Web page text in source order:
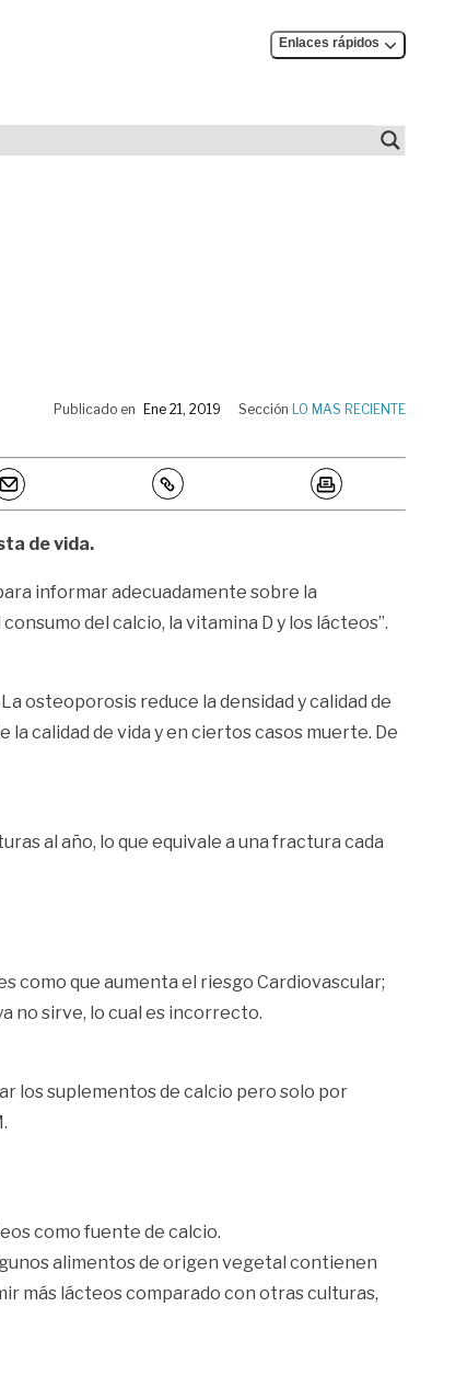
Enlaces rápidos
Publicado en Ene 21, 2019 Sección LO MAS RECIENTE
de vida.
informar adecuadamente sobre la
del calcio, la vitamina D y los lácteos”.
osteoporosis reduce la densidad y calidad de
calidad de vida y en ciertos casos muerte. De
al año, lo que equivale a una fractura cada
como que aumenta el riesgo Cardiovascular;
no sirve, lo cual es incorrecto.
los suplementos de calcio pero solo por
como fuente de calcio.
alimentos de origen vegetal contienen
más lácteos comparado con otras culturas,